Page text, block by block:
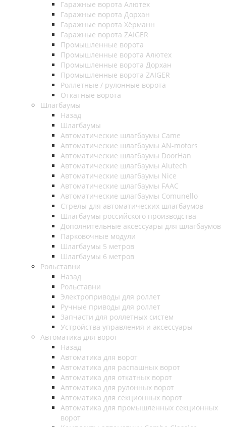
Гаражные ворота Алютех
Гаражные ворота Дорхан
Гаражные ворота Хёрманн
Гаражные ворота ZAIGER
Промышленные ворота
Промышленные ворота Алютех
Промышленные ворота Дорхан
Промышленные ворота ZAIGER
Роллетные / рулонные ворота
Откатные ворота
Шлагбаумы
Назад
Шлагбаумы
Автоматические шлагбаумы Came
Автоматические шлагбаумы AN-motors
Автоматические шлагбаумы DoorHan
Автоматические шлагбаумы Alutech
Автоматические шлагбаумы Nice
Автоматические шлагбаумы FAAC
Автоматические шлагбаумы Comunello
Стрелы для автоматических шлагбаумов
Шлагбаумы российского производства
Дополнительные аксессуары для шлагбаумов
Парковочные модули
Шлагбаумы 5 метров
Шлагбаумы 6 метров
Рольставни
Назад
Рольставни
Электроприводы для роллет
Ручные приводы для роллет
Запчасти для роллетных систем
Устройства управления и аксессуары
Автоматика для ворот
Назад
Автоматика для ворот
Автоматика для распашных ворот
Автоматика для откатных ворот
Автоматика для рулонных ворот
Автоматика для секционных ворот
Автоматика для промышленных секционных
ворот